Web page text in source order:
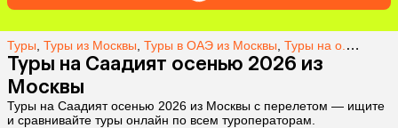
Туры Туры из Москвы Туры в ОАЭ из Москвы Туры на о. Саадият из Москвы
Туры на Саадият осенью 2026 из
Москвы
Туры на Саадият осенью 2026 из Москвы с перелетом — ищите
и сравнивайте туры онлайн по всем туроператорам.